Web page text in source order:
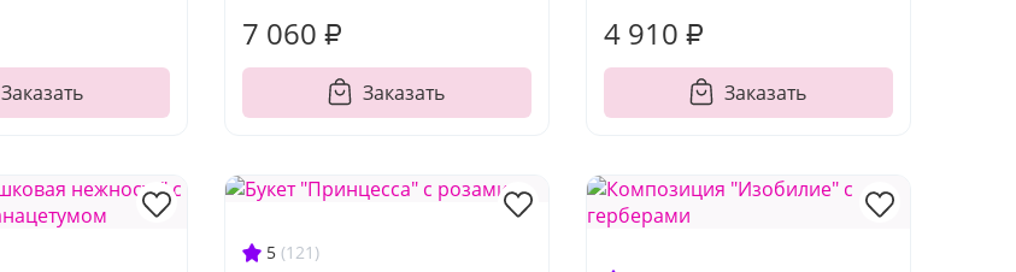
Заказать
7 060 ₽
Заказать
4 910 ₽
Заказать
5 (121)